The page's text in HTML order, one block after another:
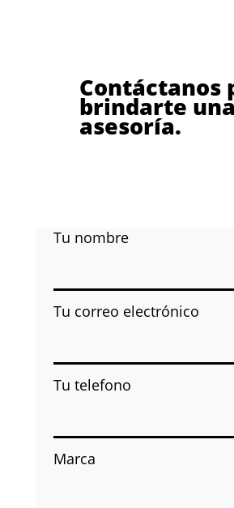
Contáctanos
brindarte una
asesoría.
Tu nombre
Tu correo electrónico
Tu telefono
Marca